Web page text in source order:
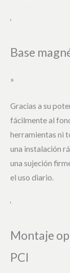
‘
Base
»
Gracias a su
fácilmente al
herramientas ni
una instalación
una sujeción
el uso diario.
‘
Montaje
PCI